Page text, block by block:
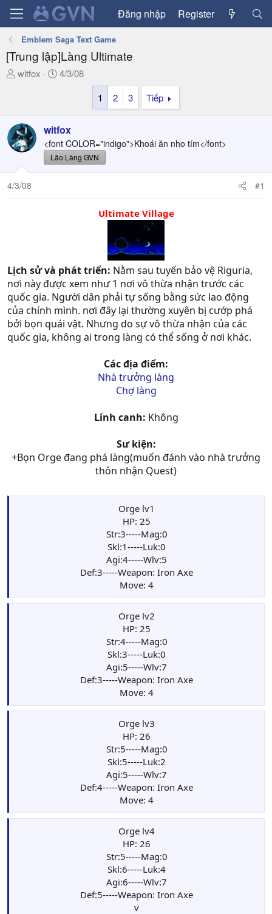
Đăng nhập Register
Emblem Saga Text Game
[Trung lập]Làng Ultimate
T
a
d
s
a
r
t
witfox
N
g
ử
i
4/3/08
1
2 3 Tiếp
witfox
<font COLOR="indigo">Khoái ăn nho tím</font>
Lão Làng GVN
4/3/08 #1
Ultimate Village
Lịch sử và phát triển: Nằm sau tuyến bảo vệ Riguria,
nơi này được xem như 1 nơi vô thừa nhận trước các
quốc gia. Người dân phải tự sống bằng sức lao động
của chính mình. nơi đây lại thường xuyên bị cướp phá
bởi bọn quái vật. Nhưng do sự vô thừa nhận của các
quốc gia, không ai trong làng có thể sống ở nơi khác.
Các địa điểm:
Nhà trưởng làng
Chợ làng
Lính canh: Không
Sư kiện:
+Bọn Orge đang phá làng(muốn đánh vào nhà trưởng
thôn nhận Quest)
Orge lv1
HP: 25
Str:3-----Mag:0
Skl:1-----Luk:0
Agi:4-----Wlv:5
Def:3-----Weapon: Iron Axe
Move: 4
Orge lv2
HP: 25
Str:4-----Mag:0
Skl:3-----Luk:0
Agi:5-----Wlv:7
Def:3-----Weapon: Iron Axe
Move: 4
Orge lv3
HP: 26
Str:5-----Mag:0
Skl:5-----Luk:2
Agi:5-----Wlv:7
Def:4-----Weapon: Iron Axe
Move: 4
Orge lv4
HP: 26
Str:5-----Mag:0
Skl:6-----Luk:4
Agi:6-----Wlv:7
Def:5-----Weapon: Iron Axe
v